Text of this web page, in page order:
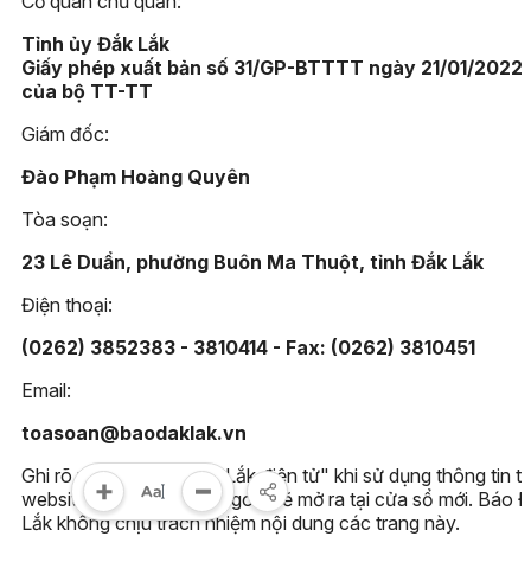
Tỉnh ủy Đắk Lắk
Giấy phép xuất bản số 31/GP-BTTTT ngày 21/01/2022
của bộ TT-TT
Giám đốc:
Đào Phạm Hoàng Quyên
Tòa soạn:
23 Lê Duẩn, phường Buôn Ma Thuột, tỉnh Đắk Lắk
Điện thoại:
(0262) 3852383 - 3810414 - Fax: (0262) 3810451
Email:
toasoan@baodaklak.vn
Ghi rõ nguồn "Báo Đắk Lắk điện tử" khi sử dụng thông tin
website này. Các trang ngoài sẽ mở ra tại cửa sổ mới. Báo
Lắk không chịu trách nhiệm nội dung các trang này.